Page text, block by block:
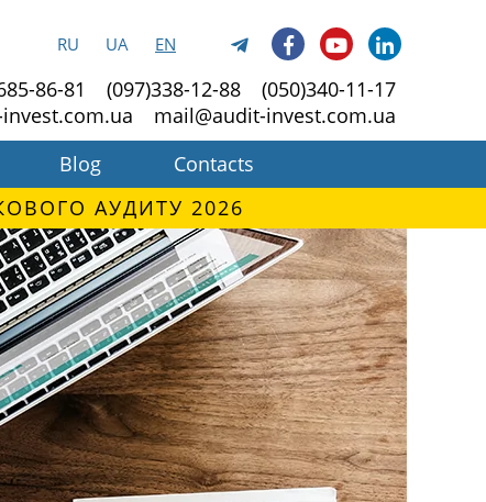
RU UA EN
86-81 (097)338-12-88
(050)340-11-17
mail@audit-invest.com.ua
Blog
Contacts
АУДИТУ 2026